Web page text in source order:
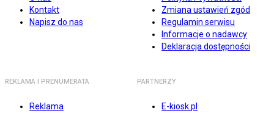
Kontakt
Napisz do nas
Zmiana ustawień zgód
Regulamin serwisu
Informacje o nadawcy
Deklaracja dostępności
REKLAMA I PRENUMERATA
Reklama
PARTNERZY
E-kiosk.pl